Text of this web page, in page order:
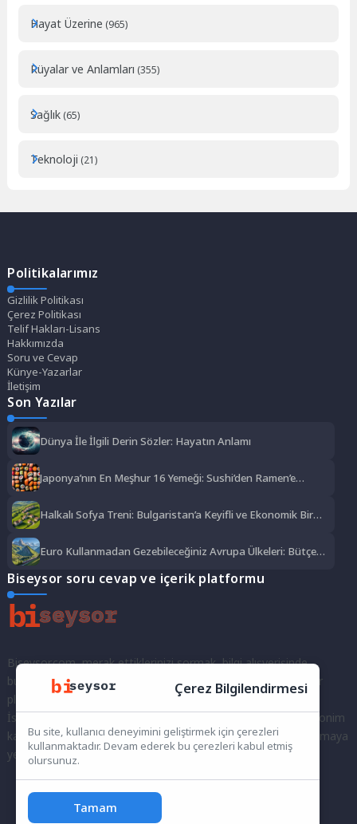
Hayat Üzerine (965)
Rüyalar ve Anlamları (355)
Sağlık (65)
Teknoloji (21)
Politikalarımız
Gizlilik Politikası
Çerez Politikası
Telif Hakları-Lisans
Hakkımızda
Soru ve Cevap
Künye-Yazarlar
İletişim
Son Yazılar
Dünya İle İlgili Derin Sözler: Hayatın Anlamı
Japonya’nın En Meşhur 16 Yemeği: Sushi’den Ramen’e
Halkalı Sofya Treni: Bulgaristan’a Keyifli ve Ekonomik Bir
Euro Kullanmadan Gezebileceğiniz Avrupa Ülkeleri: Bütçe
Biseysor soru cevap ve içerik platformu
Biseysor.com, merak ettiklerinizi sormak, bilgi alışverişinde
bulunmak ve fikirlerinizi paylaşmak için bir araya geldiğimiz bir
platformdur.
İster kayıtlı bir kullanıcı olarak topluluğumuza katılın, ister anonim
kalarak sorularınızı yöneltin; burada her türlü soruya ve tartışmaya
yer var. Bilgiyi keşfetmek ve paylaşmak için bize katılın!
Çerez Bilgilendirmesi
Bu site, kullanıcı deneyimini geliştirmek için çerezleri
kullanmaktadır. Devam ederek bu çerezleri kabul etmiş
olursunuz.
Tamam